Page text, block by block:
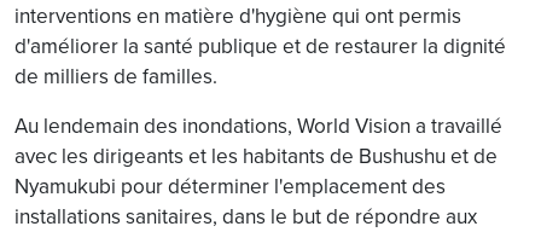
interventions en matière d'hygiène qui ont permis
d'améliorer la santé publique et de restaurer la dignité
de milliers de familles.
Au lendemain des inondations, World Vision a travaillé
avec les dirigeants et les habitants de Bushushu et de
Nyamukubi pour déterminer l'emplacement des
installations sanitaires, dans le but de répondre aux